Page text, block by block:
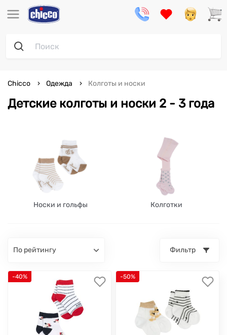
Детские колготы и носки 2 - 3 года
Chicco Одежда Колготы и носки
Носки и гольфы Колготки
по рейтингу Фильтр
-40% -50%